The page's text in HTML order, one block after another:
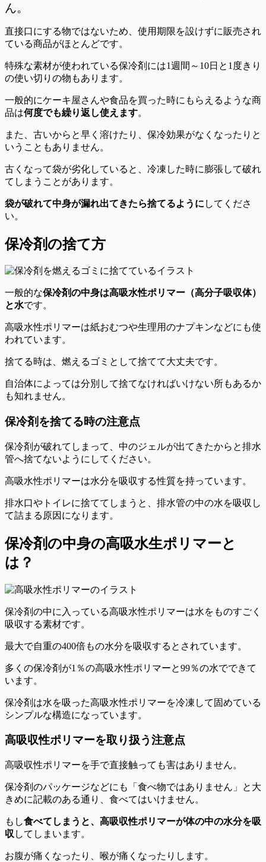
ん。
直接口にする物ではないため、 使用期限を設けずに販売され
ている商品がほとんどです。
特殊な素材が使われている保冷剤には1週間～10日と1度きり
の使い切りの物もあります。
一般的にケーキ屋さんや食品を買った時にもらえるような商
品は何度でも繰り返し使えます。
また、 古いからと早く溶けたり、保冷効果がなくなったりと
いうこともありません。
古くなって袋が劣化していると、冷凍した時に膨張して破れ
てしまうことがあります。
袋が破れて中身が漏れ出てきたら捨てるように してくださ
い。
保冷剤の捨て方
一般的な保冷剤の中身は高吸水性ポリマー（高分子吸収体）
と水です。
高吸水性ポリマーは紙おむつや生理用のナプキンなどにも使
われています。
捨てる時は、 燃えるゴミとして捨てて大丈夫です。
自治体によっては分別して捨てなければいけない所もあるか
も知れません。
保冷剤を捨てる時の注意点
保冷剤が破れてしまって、 中のジェルが出てきたからと排水
管へ捨てないように してください。
高吸水性ポリマーは水分を吸収する性質を持っています。
排水口やトイレに捨ててしまうと、排水管の中の水を吸収し
て詰まる原因になります。
保冷剤の中身の高吸水生ポリマーと
は？
保冷剤の中に入っている高吸水性ポリマーは水をものすごく
吸収する素材です。
最大で自重の400倍もの水分を吸収するとされています。
多くの保冷剤が1％の高吸水性ポリマーと99％の水でできて
います。
保冷剤は水を吸った高吸水性ポリマーを冷凍して固めている
シンプルな構造になっています。
高吸収性ポリマーを取り扱う注意点
高吸収性ポリマーを手で直接触っても害はありません。
保冷剤のパッケージなどにも「食べ物ではありません」と大
きめに記載のある通り、食べてはいけません。
もし食べてしまうと、高吸収性ポリマーが体の中の水分を吸
収 してしまいます。
お腹が痛くなったり、喉が痛くなったりします。